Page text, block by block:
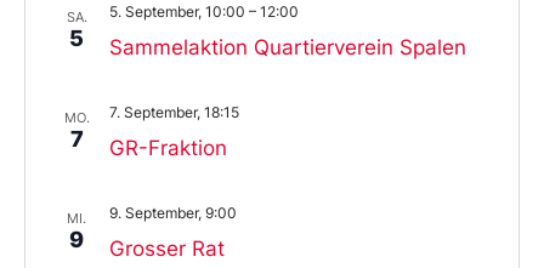
SA.
5 Sammelaktion Quartierverein Spalen
5. September, 10:00 – 12:00
MO.
7 GR-Fraktion
7. September, 18:15
MI.
9 Grosser Rat
9. September, 9:00